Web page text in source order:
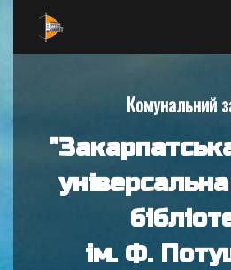
Комунальний
ім. Ф.